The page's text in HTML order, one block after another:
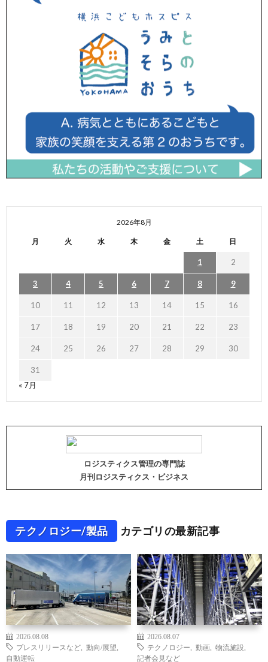
2026年8月
月 火 水 木 金 土 日
1 2
3 4 5 6 7 8 9
10 11 12 13 14 15 16
17 18 19 20 21 22 23
24 25 26 27 28 29 30
31
« 7月
ロジスティクス管理の専門誌
月刊ロジスティクス・ビジネス
テクノロジー/製品 カテゴリの最新記事
2026.08.08
プレスリリースなど
動向/展望
自動運転
2026.08.07
テクノロジー
動画 物流施設
記者会見など